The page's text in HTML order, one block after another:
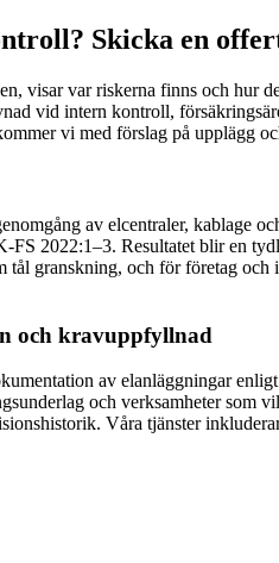
Skicka en
visar var riskerna finns och hur
vid intern kontroll,
vi med förslag på upplägg
av elcentraler, kablage
2022:1–3. Resultatet blir en
tål granskning, och för företag
och kravuppfyllnad
av elanläggningar
och verksamheter
Våra tjänster